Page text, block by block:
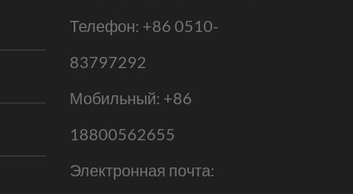
Телефон: +86 0510-
83797292
Мобильный: +86
18800562655
Электронная почта: